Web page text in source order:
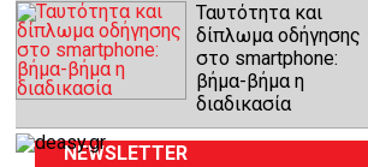
Ταυτότητα και
δίπλωμα οδήγησης
στο smartphone:
βήμα-βήμα η
διαδικασία
NEWSLETTER